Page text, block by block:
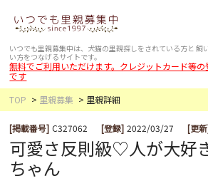
いつでも里親募集中は、犬猫の里親探しをされている方と 飼
い方をつなげるサイトです。
無料でご利用いただけます。クレジットカード等
です
TOP
里親募集 里親詳細
[掲載番号] C327062 [登録] 2022/03/27 [更
可愛さ反則級♡人が大好
ちゃん